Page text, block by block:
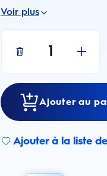
Voir plus
1
Ajouter au
Ajouter à la liste